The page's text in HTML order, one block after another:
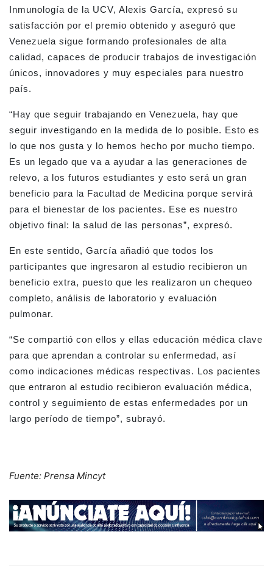
Inmunología de la UCV, Alexis García, expresó su
satisfacción por el premio obtenido y aseguró que
Venezuela sigue formando profesionales de alta
calidad, capaces de producir trabajos de investigación
únicos, innovadores y muy especiales para nuestro
país.
“Hay que seguir trabajando en Venezuela, hay que
seguir investigando en la medida de lo posible. Esto es
lo que nos gusta y lo hemos hecho por mucho tiempo.
Es un legado que va a ayudar a las generaciones de
relevo, a los futuros estudiantes y esto será un gran
beneficio para la Facultad de Medicina porque servirá
para el bienestar de los pacientes. Ese es nuestro
objetivo final: la salud de las personas”, expresó.
En este sentido, García añadió que todos los
participantes que ingresaron al estudio recibieron un
beneficio extra, puesto que les realizaron un chequeo
completo, análisis de laboratorio y evaluación
pulmonar.
“Se compartió con ellos y ellas educación médica clave
para que aprendan a controlar su enfermedad, así
como indicaciones médicas respectivas. Los pacientes
que entraron al estudio recibieron evaluación médica,
control y seguimiento de estas enfermedades por un
largo período de tiempo”, subrayó.
Fuente: Prensa Mincyt